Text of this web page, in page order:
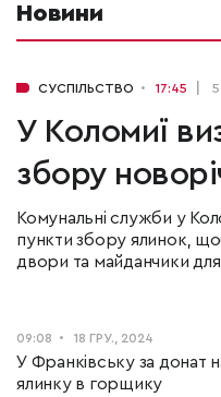
Новини
СУСПІЛЬСТВО 17:45
У Коломиї
збору
Комунальні служби у
пункти збору ялинок,
двори та майданчики для
09:08 18 ГРУ., 2024
У Франківську за
ялинку в горщику